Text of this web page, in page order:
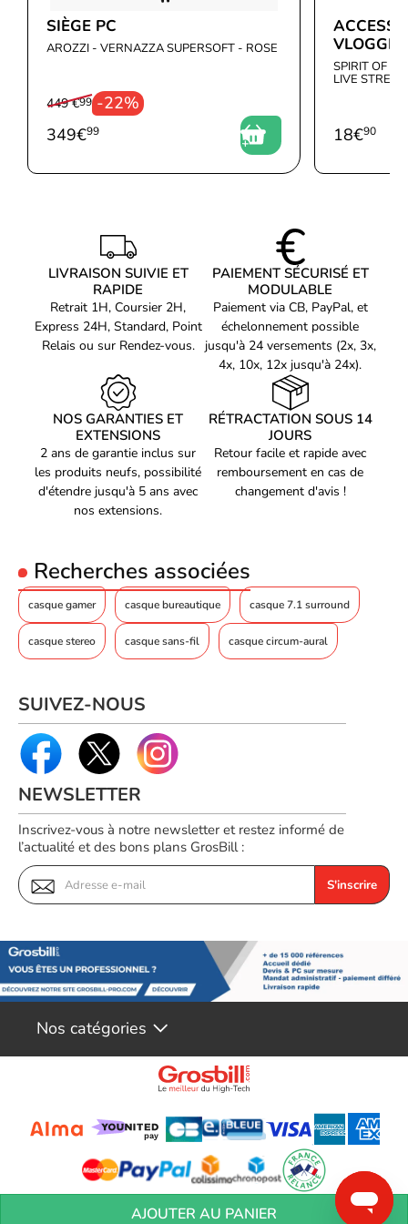
AJOUTER AU PANIER
Détails techniques
Règlement général sur la
sécurité des produits
(GPSR) URL
0197497574357
Référence produit
Référence constructeur
85S08AA
Voir les micro-casque HP
SIÈGE PC
AROZZI - VERNAZZA SUPERSOFT - ROSE
-22%
449 €99
349€99
SPIRIT OF
LIVE
18€90
LIVRAISON SUIVIE ET
RAPIDE
Retrait 1H, Coursier 2H,
Express 24H, Standard, Point
Relais ou sur Rendez-vous.
PAIEMENT SÉCURISÉ ET
MODULABLE
Paiement via CB, PayPal, et
échelonnement possible
jusqu'à 24 versements (2x, 3x,
4x, 10x, 12x jusqu'à 24x).
NOS GARANTIES ET
EXTENSIONS
2 ans de garantie inclus sur
les produits neufs, possibilité
d'étendre jusqu'à 5 ans avec
nos extensions.
RÉTRACTATION SOUS 14
JOURS
Retour facile et rapide avec
remboursement en cas de
changement d'avis !
Recherches associées
casque gamer casque bureautique casque 7.1 surround
casque stereo casque sans-fil casque circum-aural
SUIVEZ-NOUS
NEWSLETTER
Inscrivez-vous à notre newsletter et restez informé de
l’actualité et des bons plans GrosBill :
S'inscrire
Nos catégories
Conditions générales de réservation Conditions générales de vente
Mentions